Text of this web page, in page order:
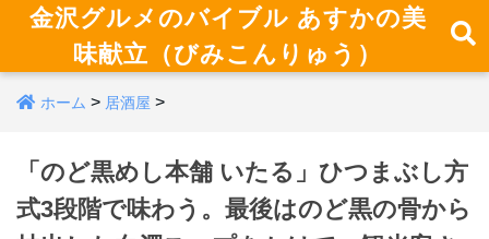
金沢グルメのバイブル あすかの美
味献立（びみこんりゅう）
ホーム > 居酒屋 >
「のど黒めし本舗 いたる」ひつまぶし方
式3段階で味わう。最後はのど黒の骨から